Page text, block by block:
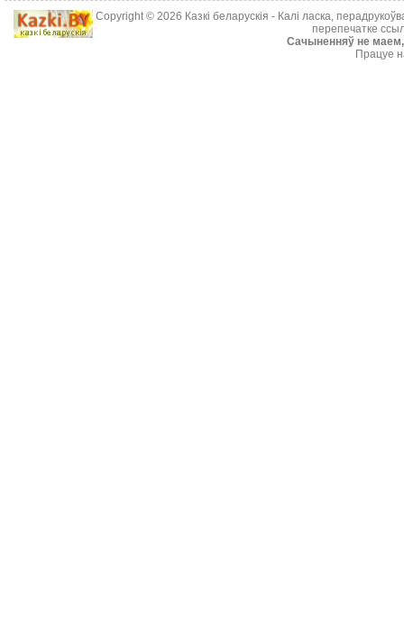
Copyright © 2026 Казкі беларускія - Калі ласка,
перепечатке
Cачыненняў не маем,
Працуе